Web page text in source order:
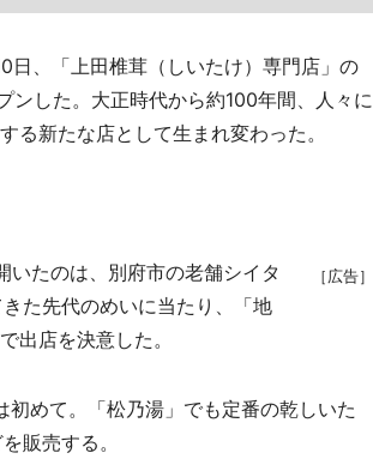
、「上田椎茸（しいたけ）専門店」の
ンした。大正時代から約100年間、人々に
る新たな店として生まれ変わった。
［広告］
たのは、別府市の老舗シイタ
た先代のめいに当たり、「地
出店を決意した。
めて。「松乃湯」でも定番の乾しいた
販売する。